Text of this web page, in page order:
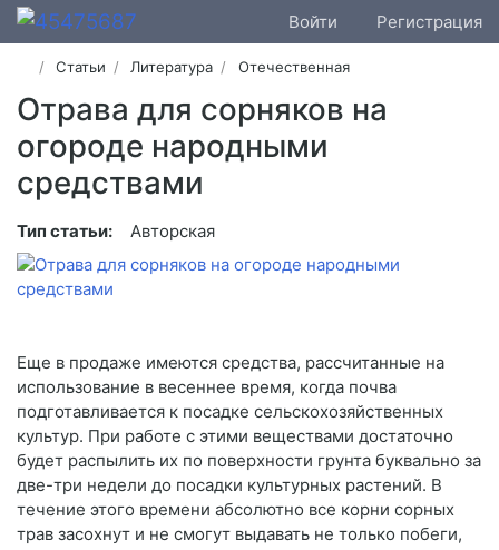
Войти Регистрация
Статьи Литература Отечественная
Отрава для сорняков на
огороде народными
средствами
Тип статьи: Авторская
Еще в продаже имеются средства, рассчитанные на
использование в весеннее время, когда почва
подготавливается к посадке сельскохозяйственных
культур. При работе с этими веществами достаточно
будет распылить их по поверхности грунта буквально за
две-три недели до посадки культурных растений. В
течение этого времени абсолютно все корни сорных
трав засохнут и не смогут выдавать не только побеги,